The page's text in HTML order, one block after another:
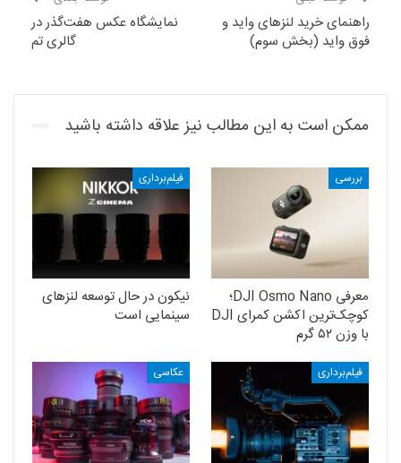
راهنمای خرید لنزهای واید و
فوق واید (بخش سوم)
نمایشگاه عکس هفت‌گذر در
گالری تم
ممکن است به این مطالب نیز علاقه داشته باشید
بررسی
معرفی DJI Osmo Nano؛
کوچک‌ترین اکشن کمرای DJI
با وزن ۵۲ گرم
فیلم‌برداری
نیکون در حال توسعه‌ لنزهای
سینمایی است
فیلم‌برداری عکاسی